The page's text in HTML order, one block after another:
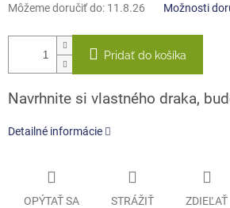
Môžeme doručiť do: 11.8.26 Možnosti
Pridať do košíka
Navrhnite si vlastného draka,
Detailné informácie
OPÝTAŤ SA STRÁŽIŤ ZDIEĽAŤ